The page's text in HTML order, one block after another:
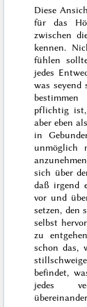
Diese
für das
zwischen
kennen.
fühlen
jedes
was
pflichtig
aber eben
in
unmöglich
sich über
daß irgend
vor und
setzen, den
selbst
zu
schon das,
befindet,
jedes